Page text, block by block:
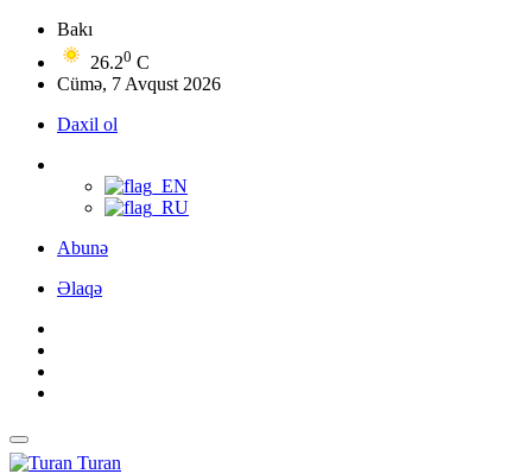
Bakı
26.20 C
Cümə, 7 Avqust 2026
Daxil ol
Abunə
Əlaqə
Turan